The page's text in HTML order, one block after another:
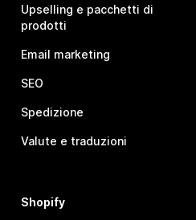
Upselling e pacchetti di
prodotti
Email marketing
SEO
Spedizione
Valute e traduzioni
Shopify